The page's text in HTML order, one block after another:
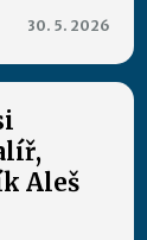
30. 5. 2026
Aleš